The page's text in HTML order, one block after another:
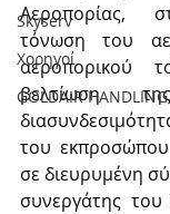
Skyserv
Χορηγοί
GOLDAIR HANDLING
Αεροπορίας,
τόνωση του
αεροπορικού
βελτίωση
του
σε διευρυμένη
συνεργάτης